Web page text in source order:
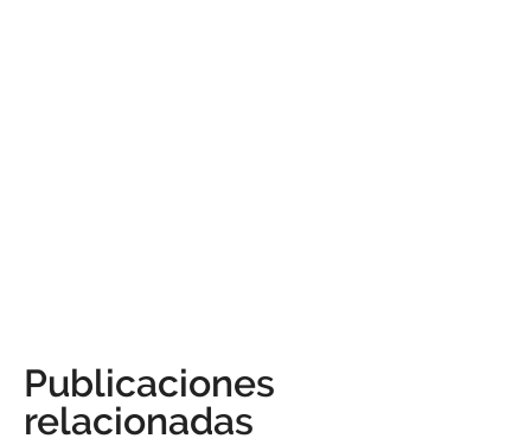
Publicaciones
relacionadas